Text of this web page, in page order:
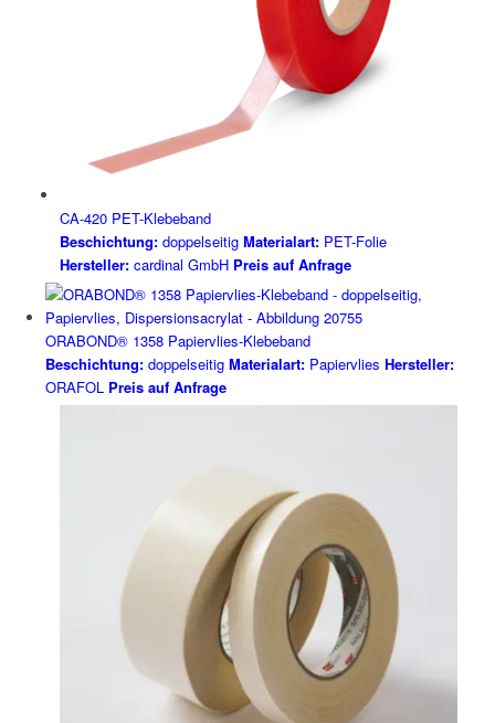
CA-420 PET-Klebeband
Beschichtung:doppelseitig Materialart:PET-Folie
Hersteller:cardinal GmbH Preis auf Anfrage
ORABOND® 1358 Papiervlies-Klebeband
Beschichtung:doppelseitig Materialart:Papiervlies Hersteller:
ORAFOL Preis auf Anfrage